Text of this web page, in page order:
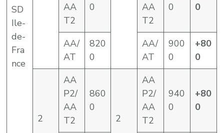
SD
Ile-
de-
Fra
nce
AA
T2
0
AA
T2
0
0
AA/
AT
820
0
AA/
AT
900
0
+80
0
2
AA
P2/
AA
T2
860
0
2
AA
P2/
AA
T2
940
0
+80
0